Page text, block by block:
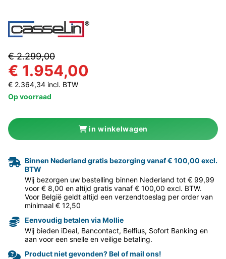
€ 2.299,00
€ 1.954,00
€ 2.364,34 incl. BTW
Op voorraad
in winkelwagen
Binnen Nederland gratis bezorging vanaf € 100,00 excl.
BTW
Wij bezorgen uw bestelling binnen Nederland tot € 99,99
voor € 8,00 en altijd gratis vanaf € 100,00 excl. BTW.
Voor België geldt altijd een verzendtoeslag per order van
minimaal € 12,50
Eenvoudig betalen via Mollie
Wij bieden iDeal, Bancontact, Belfius, Sofort Banking en
aan voor een snelle en veilige betaling.
Product niet gevonden? Bel of mail ons!